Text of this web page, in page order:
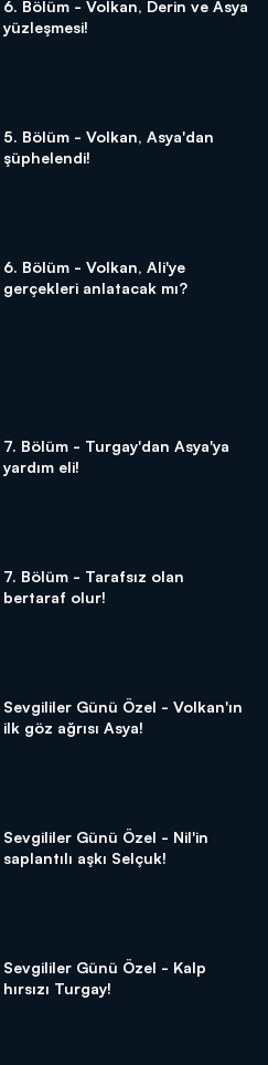
6. Bölüm - Volkan, Derin ve Asya
yüzleşmesi!
5. Bölüm - Volkan, Asya'dan
şüphelendi!
6. Bölüm - Volkan, Ali'ye
gerçekleri anlatacak mı?
7. Bölüm - Turgay'dan Asya'ya
yardım eli!
7. Bölüm - Tarafsız olan
bertaraf olur!
Sevgililer Günü Özel - Volkan'ın
ilk göz ağrısı Asya!
Sevgililer Günü Özel - Nil'in
saplantılı aşkı Selçuk!
Sevgililer Günü Özel - Kalp
hırsızı Turgay!